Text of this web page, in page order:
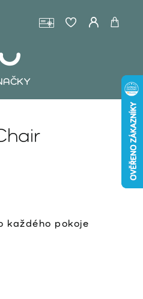
každého pokoje